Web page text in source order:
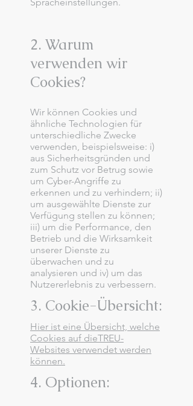
2. Warum
verwenden wir
Cookies?
Wir können Cookies und
ähnliche Technologien für
unterschiedliche Zwecke
verwenden, beispielsweise: i)
aus Sicherheitsgründen und
zum Schutz vor Betrug sowie
um Cyber-Angriffe zu
erkennen und zu verhindern; ii)
um ausgewählte Dienste zur
Verfügung stellen zu können;
iii) um die Performance, den
Betrieb und die Wirksamkeit
unserer Dienste zu
überwachen und zu
analysieren und iv) um das
Nutzererlebnis zu verbessern.
3. Cookie-Übersicht:
Hier ist eine Übersicht, welche
Cookies auf dieTREU-
Websites verwendet werden
können.
4. Optionen: